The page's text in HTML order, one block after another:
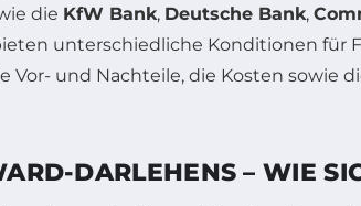
die KfW Bank, Deutsche Bank,
unterschiedliche Konditionen für
und Nachteile, die Kosten sowie
DARLEHENS – WIE